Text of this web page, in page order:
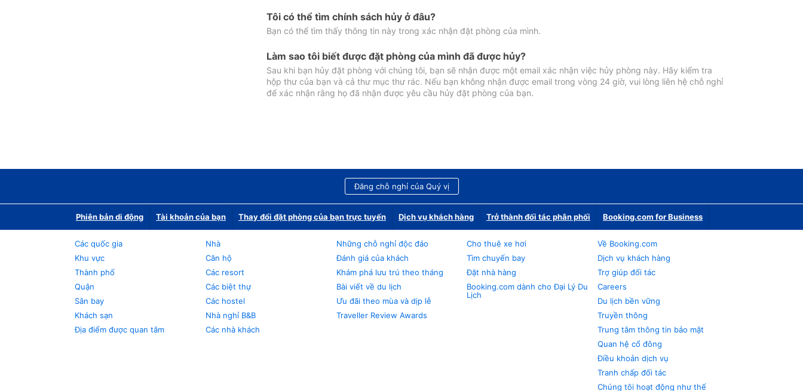
Tôi có thể tìm chính sách hủy ở đâu?
Bạn có thể tìm thấy thông tin này trong xác nhận đặt phòng của mình.
Làm sao tôi biết được đặt phòng của mình đã được hủy?
Sau khi bạn hủy đặt phòng với chúng tôi, bạn sẽ nhận được một email xác nhận việc hủy phòng này. Hãy kiểm tra
hộp thư của bạn và cả thư mục thư rác. Nếu bạn không nhận được email trong vòng 24 giờ, vui lòng liên hệ chỗ nghỉ
để xác nhận rằng họ đã nhận được yêu cầu hủy đặt phòng của bạn.
Đăng chỗ nghỉ của Quý vị
Phiên bản di động Tài khoản của bạn Thay đổi đặt phòng của bạn trực tuyến Dịch vụ khách hàng Trở thành đối tác phân phối Booking.com for Business
Các quốc gia
Khu vực
Thành phố
Quận
Sân bay
Khách sạn
Địa điểm được quan tâm
Nhà
Căn hộ
Các resort
Các biệt thự
Các hostel
Nhà nghỉ B&B
Các nhà khách
Những chỗ nghỉ độc đáo
Đánh giá của khách
Khám phá lưu trú theo tháng
Bài viết về du lịch
Ưu đãi theo mùa và dịp lễ
Traveller Review Awards
Cho thuê xe hơi
Tìm chuyến bay
Đặt nhà hàng
Booking.com dành cho Đại Lý Du
Lịch
Về Booking.com
Dịch vụ khách hàng
Trợ giúp đối tác
Careers
Du lịch bền vững
Truyền thông
Trung tâm thông tin bảo mật
Quan hệ cổ đông
Điều khoản dịch vụ
Tranh chấp đối tác
Chúng tôi hoạt động như thế